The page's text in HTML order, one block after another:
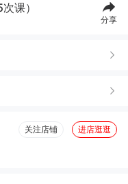
课）
分享
关注店铺 进店逛逛